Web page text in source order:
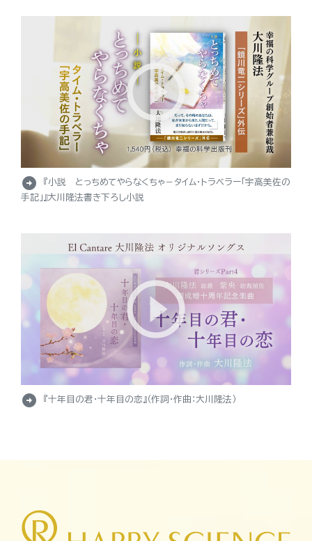
arrow_circle_right
『小説 とっちめてやらなくちゃ－タイム・トラベラー「宇高美佐の
手記」』大川隆法書き下ろし小説
arrow_circle_right 『十年目の君・十年目の恋』（作詞・作曲：大川隆法）